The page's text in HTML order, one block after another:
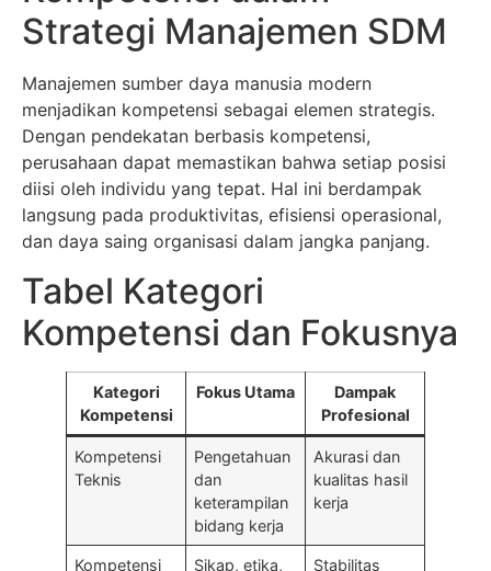
Strategi Manajemen SDM
Manajemen sumber daya manusia modern
menjadikan kompetensi sebagai elemen strategis.
Dengan pendekatan berbasis kompetensi,
perusahaan dapat memastikan bahwa setiap posisi
diisi oleh individu yang tepat. Hal ini berdampak
langsung pada produktivitas, efisiensi operasional,
dan daya saing organisasi dalam jangka panjang.
Tabel Kategori
Kompetensi dan Fokusnya
Kategori
Kompetensi
Fokus Utama
Dampak
Profesional
Kompetensi
Teknis
Pengetahuan
dan
keterampilan
bidang kerja
Akurasi dan
kualitas hasil
kerja
Kompetensi Sikap, etika, Stabilitas